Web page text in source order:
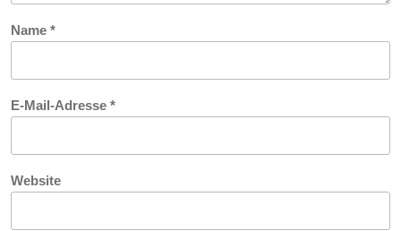
Name *
E-Mail-Adresse *
Website